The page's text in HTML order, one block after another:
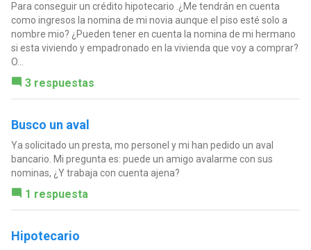
Para conseguir un crédito hipotecario .¿Me tendrán en cuenta
como ingresos la nomina de mi novia aunque el piso esté solo a
nombre mio? ¿Pueden tener en cuenta la nomina de mi hermano
si esta viviendo y empadronado en la vivienda que voy a comprar?
O...
3 respuestas
Busco un aval
Ya solicitado un presta, mo personel y mi han pedido un aval
bancario. Mi pregunta es: puede un amigo avalarme con sus
nominas, ¿Y trabaja con cuenta ajena?
1 respuesta
Hipotecario